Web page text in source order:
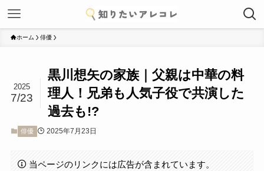
ホーム 俳優
黒川想矢の家族｜父親は中華の料
理人！兄弟も人気子役で共演した
過去も!?
2025
7/23
俳優 2025年7月23日
当ページのリンクには広告が含まれています。